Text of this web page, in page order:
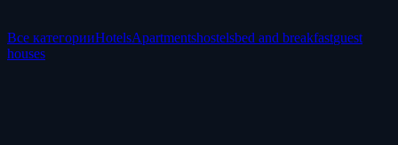
Все категорииHotelsApartmentshostelsbed and breakfastguest
houses